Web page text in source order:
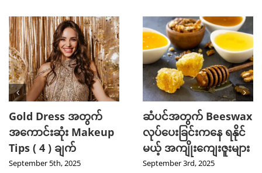
Gold Dress အတွက်
အကောင်းဆုံး Makeup
Tips ( 4 ) ချက်
September 5th, 2025
ဆံပင်အတွက် Beeswax
လုပ်ပေးခြင်းကနေ ရနိုင်
မယ့် အကျိုးကျေးဇူးများ
September 3rd, 2025